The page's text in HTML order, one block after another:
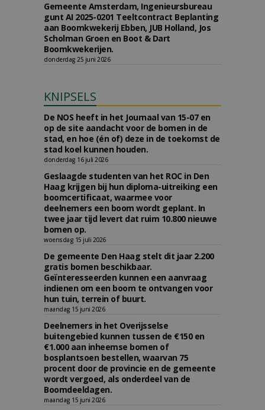
Gemeente Amsterdam, Ingenieursbureau
gunt AI 2025-0201 Teeltcontract Beplanting
aan Boomkwekerij Ebben, JUB Holland, Jos
Scholman Groen en Boot & Dart
Boomkwekerijen.
donderdag 25 juni 2026
KNIPSELS
De NOS heeft in het Journaal van 15-07 en
op de site aandacht voor de bomen in de
stad, en hoe (én of) deze in de toekomst de
stad koel kunnen houden.
donderdag 16 juli 2026
Geslaagde studenten van het ROC in Den
Haag krijgen bij hun diploma-uitreiking een
boomcertificaat, waarmee voor
deelnemers een boom wordt geplant. In
twee jaar tijd levert dat ruim 10.800 nieuwe
bomen op.
woensdag 15 juli 2026
De gemeente Den Haag stelt dit jaar 2.200
gratis bomen beschikbaar.
Geïnteresseerden kunnen een aanvraag
indienen om een boom te ontvangen voor
hun tuin, terrein of buurt.
maandag 15 juni 2026
Deelnemers in het Overijsselse
buitengebied kunnen tussen de €150 en
€1.000 aan inheemse bomen of
bosplantsoen bestellen, waarvan 75
procent door de provincie en de gemeente
wordt vergoed, als onderdeel van de
Boomdeeldagen.
maandag 15 juni 2026